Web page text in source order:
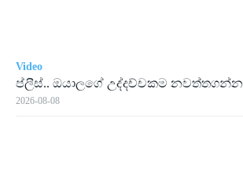
Video
ප්ලීස්.. ඔයාලගේ උද්දච්චකම නවත්තගන්න
2026-08-08